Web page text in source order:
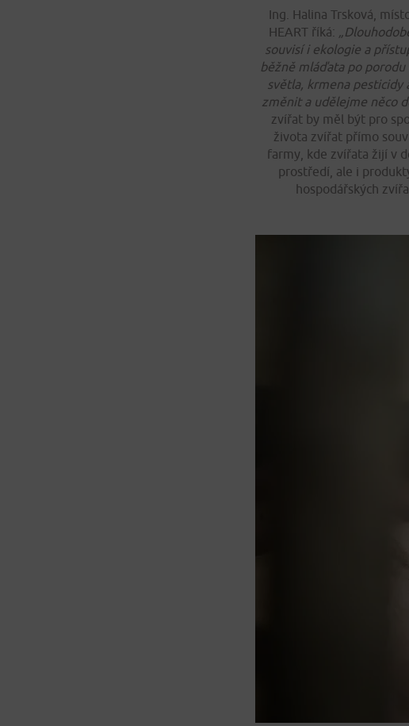
Ing. Halina Trsková,
HEART říká:
souvisí i ekologie a
běžně mláďata po
světla, krmena
změnit a udělejme něco
zvířat by měl být pro
života zvířat přímo
farmy, kde zvířata žijí v
prostředí, ale i
hospodářských